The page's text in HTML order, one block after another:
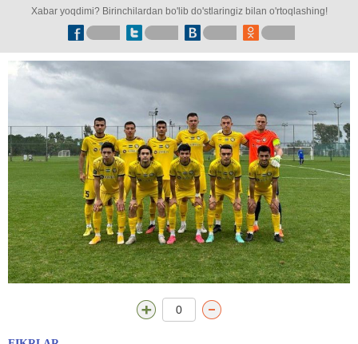
Xabar yoqdimi? Birinchilardan bo'lib do'stlaringiz bilan o'rtoqlashing!
0